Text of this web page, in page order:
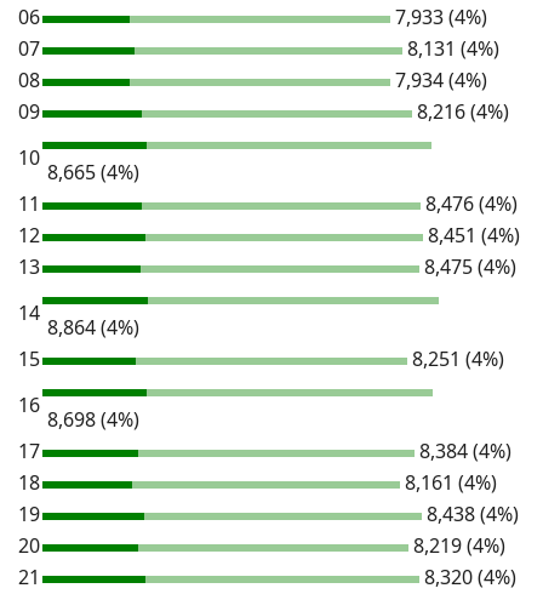
06
7,933 (4%)
07
8,131 (4%)
08
7,934 (4%)
09
8,216 (4%)
10
8,665 (4%)
11
8,476 (4%)
12
8,451 (4%)
13
8,475 (4%)
14
8,864 (4%)
15
8,251 (4%)
16
8,698 (4%)
17
8,384 (4%)
18
8,161 (4%)
19
8,438 (4%)
20
8,219 (4%)
21
8,320 (4%)